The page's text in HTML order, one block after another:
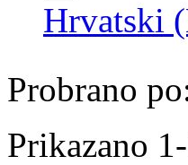
Hrvatski
Probrano
Prikazano